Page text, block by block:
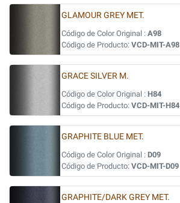
GLAMOUR GREY MET.
Código de Color Original : A98
Código de Producto: VCD-MIT-A98
GRACE SILVER M.
Código de Color Original : H84
Código de Producto: VCD-MIT-H84
GRAPHITE BLUE MET.
Código de Color Original : D09
Código de Producto: VCD-MIT-D09
GRAPHITE/DARK GREY MET.